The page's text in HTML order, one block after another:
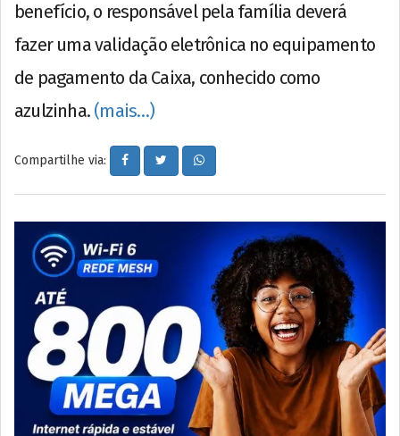
benefício, o responsável pela família deverá
fazer uma validação eletrônica no equipamento
de pagamento da Caixa, conhecido como
azulzinha. (mais…)
Compartilhe via: